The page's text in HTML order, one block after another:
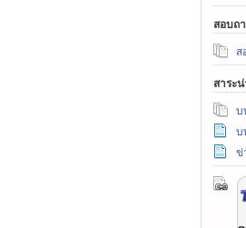
สอบถ
ส
สาระน่
บ
บ
ข่